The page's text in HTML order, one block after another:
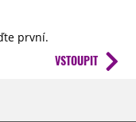
první.
VSTOUPIT